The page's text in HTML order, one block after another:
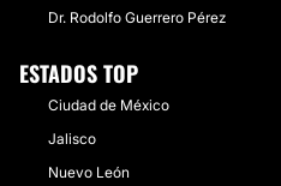
CONTACTAR
BOLSAS DE BICHAT
Se realiza con anestesia local
Dr. Rodolfo Guerrero Pérez
ESTADOS TOP
Ciudad de México
Jalisco
Nuevo León